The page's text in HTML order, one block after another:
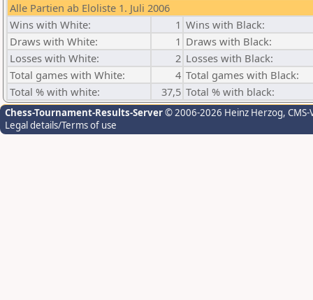
Alle Partien ab Eloliste 1. Juli 2006
Wins with White:
1 Wins with Black:
Draws with White:
1 Draws with Black:
Losses with White:
2 Losses with Black:
Total games with White:
4 Total games with Black:
Total % with white:
37,5 Total % with black:
Chess-Tournament-Results-Server© 2006-2026 Heinz Herzog,
Legal details/Terms of use